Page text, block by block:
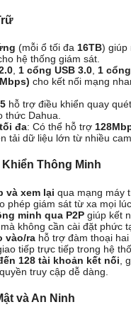
(mỗi ổ tối đa 16TB) giúp
hệ thống giám sát.
1 cổng USB 3.0 1
cho kết nối mạng
hỗ trợ điều khiển quay
thức Dahua.
đa: Có thể hỗ trợ
tải dữ liệu lớn từ nhiều
Thông Minh
và xem lại qua mạng máy
phép giám sát từ xa mọi
minh qua P2P giúp kết
không cần cài đặt phức
vào/ra hỗ trợ đàm thoại
tiếp trực tiếp trong hệ
128 tài khoản kết nối ,
truy cập dễ dàng.
và An Ninh